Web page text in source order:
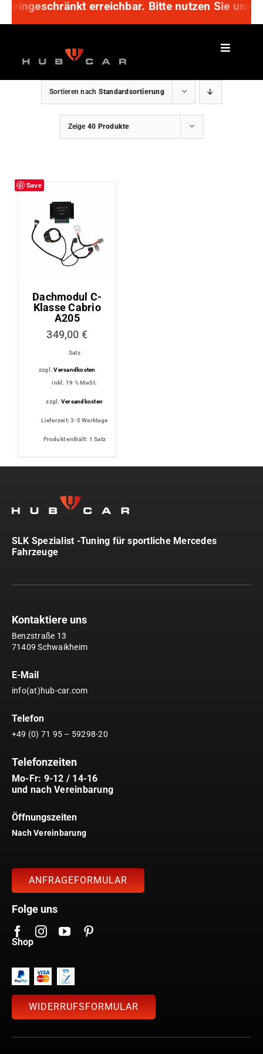
Zum
springen
erreichbar. Bitte nutzen Sie
Sortieren nach Standardsortierung
Zeige 40 Produkte
Save
Dachmodul C-
Klasse Cabrio
A205
349,00 €
Satz
zzgl.Versandkosten
inkl. 19 % MwSt.
zzgl. Versandkosten
Lieferzeit:3-5 Werktage
Produkt enthält: 1Satz
SLK Spezialist -Tuning für sportliche Mercedes
Fahrzeuge
Kontaktiere uns
Benzstraße 13
71409 Schwaikheim
E-Mail
info(at)hub-car.com
Telefon
+49 (0) 71 95 – 59298-20
Telefonzeiten
Mo-Fr: 9-12 / 14-16
und nach Vereinbarung
Öffnungszeiten
Nach Vereinbarung
ANFRAGEFORMULAR
Folge uns
Shop
WIDERRUFSFORMULAR